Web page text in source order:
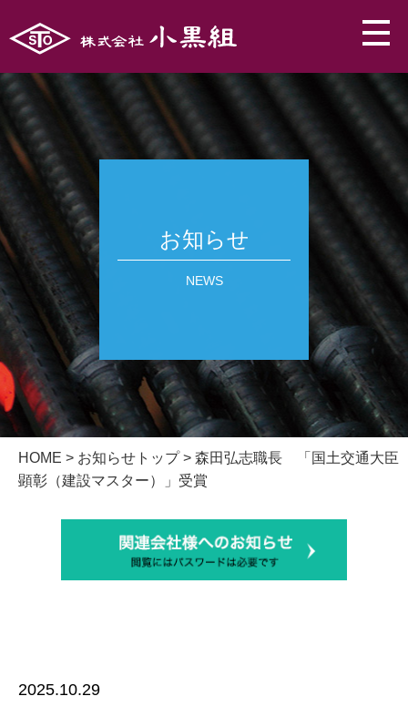
お知らせ
NEWS
HOME > お知らせトップ> 森田弘志職長 「国土交通大臣
顕彰（建設マスター）」受賞
2025.10.29